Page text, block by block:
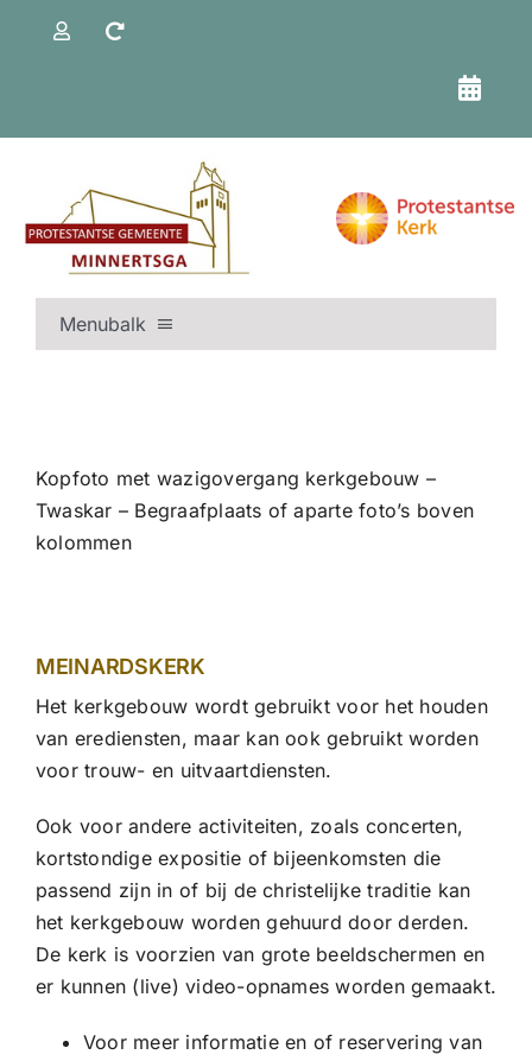
Menubalk
TSJERKENIJS |
KERK & ORGANISATIE |
Kopfoto met wazigovergang kerkgebouw –
Twaskar – Begraafplaats of aparte foto’s boven
kolommen
MEINARDSKERK
Het kerkgebouw wordt gebruikt voor het houden
van erediensten, maar kan ook gebruikt worden
voor trouw- en uitvaartdiensten.
Ook voor andere activiteiten, zoals concerten,
kortstondige expositie of bijeenkomsten die
passend zijn in of bij de christelijke traditie kan
het kerkgebouw worden gehuurd door derden.
De kerk is voorzien van grote beeldschermen en
er kunnen (live) video-opnames worden gemaakt.
Voor meer informatie en of reservering van